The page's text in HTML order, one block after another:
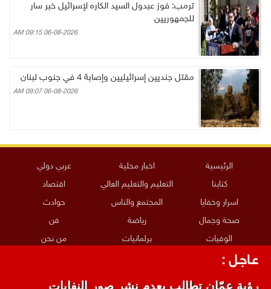
ترمب: فوز عبدول السيد الكاره لإسرائيل خبر سار
للجمهوريين
06-08-2026 09:15 AM
مقتل جنديين إسرائيليين وإصابة 4 في جنوب لبنان
06-08-2026 09:07 AM
الرئيسية اخبار محلية
عربي دولي
كتابنا
التعليم والتعليم العالي
اقتصاد
اسرار وخفايا
المجتمع والناس
حوادث
صحة وجمال
رياضة
فن
الوفيات
برلمانيات
من نحن
ارسل خبراً
جميع حقوق النشر محفوظة لدى الهاشمية ويحظر نشر أو توزيع أو طبع أي
عـاجـل :
الجيش يفتح باب التجنيد لحملة البكالوريوس في
الحقوق والقانون
رؤية عمّان تطالب بعدم نشر صور النفايات